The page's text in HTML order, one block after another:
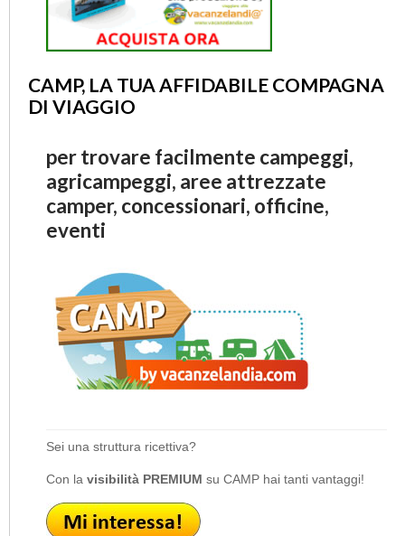
CAMP, LA TUA AFFIDABILE COMPAGNA
DI VIAGGIO
per trovare facilmente campeggi,
agricampeggi, aree attrezzate
camper, concessionari, officine,
eventi
Sei una struttura ricettiva?
Con la visibilità PREMIUM su CAMP hai tanti vantaggi!